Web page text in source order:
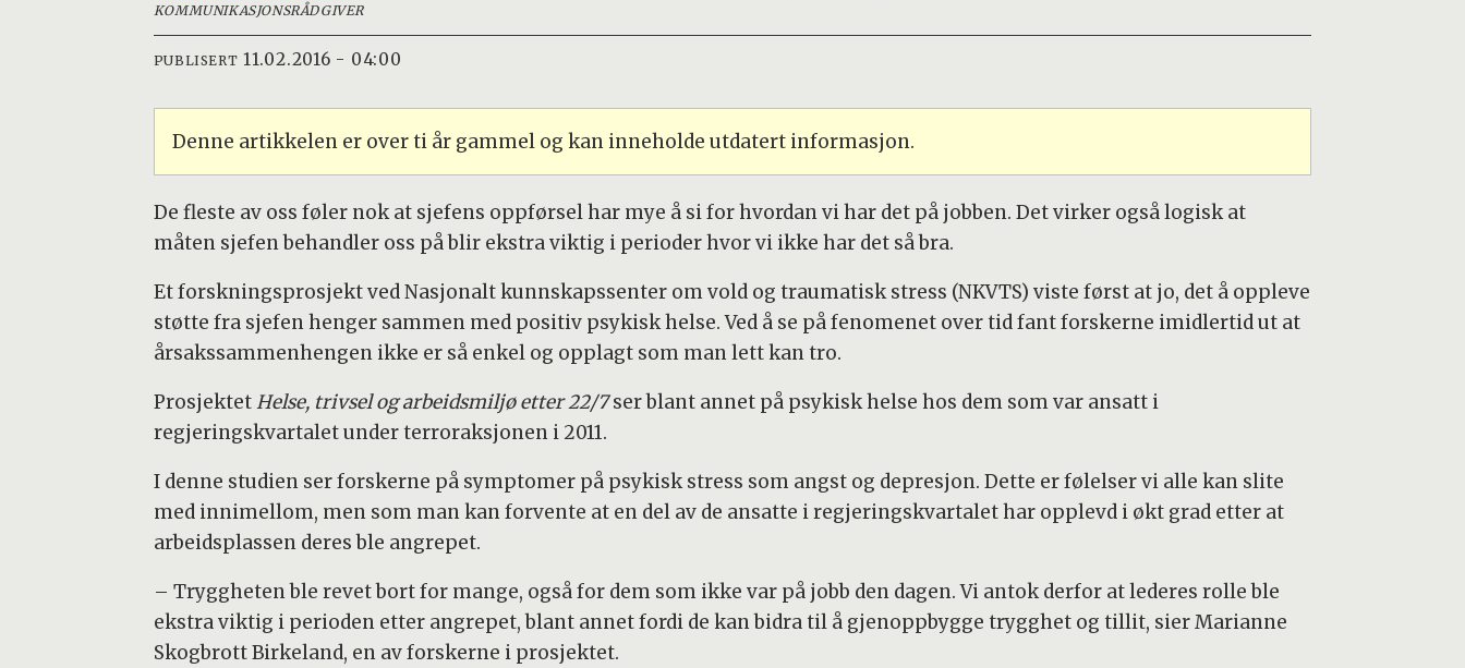
KOMMUNIKASJONSRÅDGIVER
PUBLISERT 11.02.2016 - 04:00
Denne artikkelen er over ti år gammel og kan inneholde utdatert informasjon.
De fleste av oss føler nok at sjefens oppførsel har mye å si for hvordan vi har det på jobben. Det virker også logisk at
måten sjefen behandler oss på blir ekstra viktig i perioder hvor vi ikke har det så bra.
Et forskningsprosjekt ved Nasjonalt kunnskapssenter om vold og traumatisk stress (NKVTS) viste først at jo, det å oppleve
støtte fra sjefen henger sammen med positiv psykisk helse. Ved å se på fenomenet over tid fant forskerne imidlertid ut at
årsakssammenhengen ikke er så enkel og opplagt som man lett kan tro.
ProsjektetHelse, trivsel og arbeidsmiljø etter 22/7ser blant annet på psykisk helse hos dem som var ansatt i
regjeringskvartalet under terroraksjonen i 2011.
I denne studien ser forskerne på symptomer på psykisk stress som angst og depresjon. Dette er følelser vi alle kan slite
med innimellom, men som man kan forvente at en del av de ansatte i regjeringskvartalet har opplevd i økt grad etter at
arbeidsplassen deres ble angrepet.
– Tryggheten ble revet bort for mange, også for dem som ikke var på jobb den dagen. Vi antok derfor at lederes rolle ble
ekstra viktig i perioden etter angrepet, blant annet fordi de kan bidra til å gjenoppbygge trygghet og tillit, sier Marianne
Skogbrott Birkeland, en av forskerne i prosjektet.